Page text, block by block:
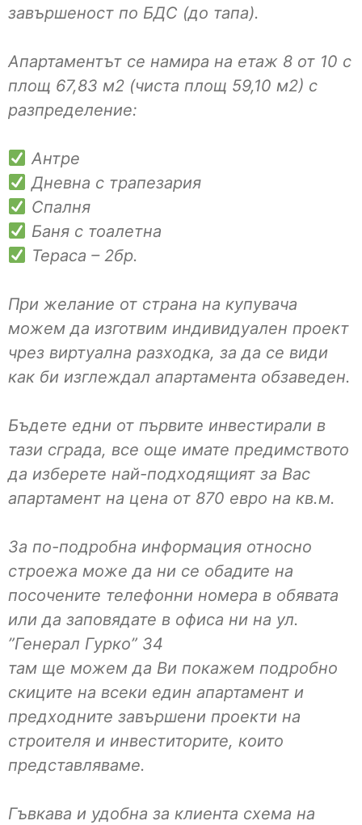
завършеност по БДС (до тапа).
Апартаментът се намира на етаж 8 от 10 с
площ 67,83 м2 (чиста площ 59,10 м2) с
разпределение:
Антре
Дневна с трапезария
Спалня
Баня с тоалетна
Тераса – 2бр.
При желание от страна на купувача
можем да изготвим индивидуален проект
чрез виртуална разходка, за да се види
как би изглеждал апартамента обзаведен.
Бъдете едни от първите инвестирали в
тази сграда, все още имате предимството
да изберете най-подходящият за Вас
апартамент на цена от 870 евро на кв.м.
За по-подробна информация относно
строежа може да ни се обадите на
посочените телефонни номера в обявата
или да заповядате в офиса ни на ул.
”Генерал Гурко” 34
там ще можем да Ви покажем подробно
скиците на всеки един апартамент и
предходните завършени проекти на
строителя и инвеститорите, които
представляваме.
Гъвкава и удобна за клиента схема на